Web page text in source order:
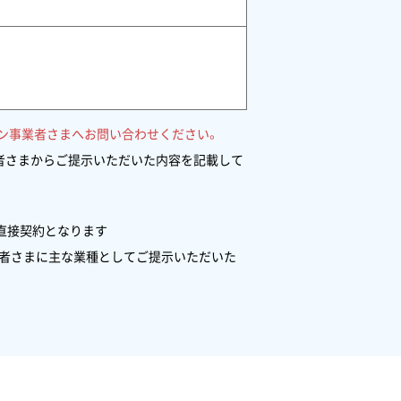
業者さまへお問い合わせください。
さまからご提示いただいた内容を記載して
接契約となります
さまに主な業種としてご提示いただいた